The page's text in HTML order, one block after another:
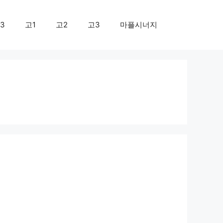
고1 고2 고3 마플시너지